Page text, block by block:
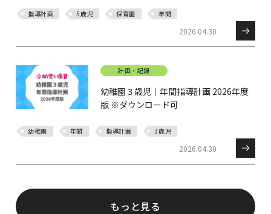
指導計画 5歳児 保育園 年間
2026.04.30
計画・記録
幼稚園３歳児｜年間指導計画 2026年度
版 ※ダウンロード可
幼稚園 年間 指導計画 3歳児
2026.04.30
もっと見る